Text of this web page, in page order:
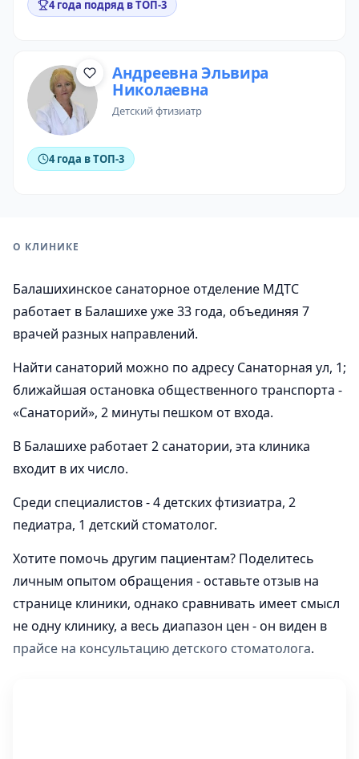
4 года подряд в ТОП-3
Андреевна Эльвира
Николаевна
детский фтизиатр
4 года в ТОП-3
О КЛИНИКЕ
Балашихинское санаторное отделение МДТС
работает в Балашихе уже 33 года, объединяя 7
врачей разных направлений.
Найти санаторий можно по адресу Санаторная ул, 1;
ближайшая остановка общественного транспорта -
«Санаторий», 2 минуты пешком от входа.
В Балашихе работает 2 санатории, эта клиника
входит в их число.
Среди специалистов - 4 детских фтизиатра, 2
педиатра, 1 детский стоматолог.
Хотите помочь другим пациентам? Поделитесь
личным опытом обращения - оставьте отзыв на
странице клиники, однако сравнивать имеет смысл
не одну клинику, а весь диапазон цен - он виден в
прайсе на консультацию детского стоматолога.